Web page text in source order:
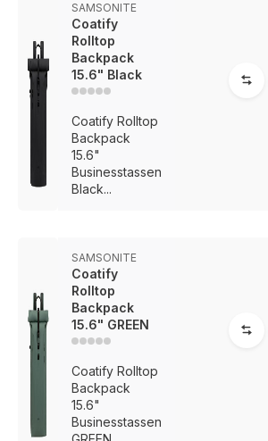
SAMSONITE
Coatify
Rolltop
Backpack
15.6" Black
Coatify Rolltop
Backpack
15.6"
Businesstassen
Black...
SAMSONITE
Coatify
Rolltop
Backpack
15.6" GREEN
Coatify Rolltop
Backpack
15.6"
Businesstassen